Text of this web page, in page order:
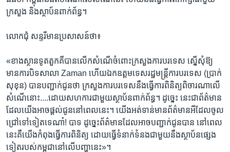
ក្រសួង ​និង​ស្ថាប័ន​ពាក់ព័ន្ធ។​
លោក​ជុំ សន្ទរី​មាន​ប្រសាសន៍​ថា៖​
«ខាង​ស្ថានទូត​តួកគី​បាន​លើក​សំណើ​ចំពោះ​ក្រសួង​ការ​បរទេស ​ស្នើ​សុំ​ឱ្យ​
មាន​ការ​បិទ​សាលា​ Zaman ​ហើយ​ឯកឧត្ដម​ទេស​រដ្ឋមន្ត្រី​ការ​បរទេស​ (ប្រាក់
សុខុន) ​បាន​បញ្ជាក់​ជូន​ថា ​ក្រសួង​ការ​បរទេស​នឹង​ធ្វើ​ការ​ពិនិត្យ​ពិចារណា​លើ​
សំណើ​នោះ​....ដោយ​សហការ​ជាមួយ​ស្ថាប័ន​ពាក់ព័ន្ធ។ ​ដូច្នេះ ​នេះ​ជា​ព័ត៌មាន​
ដែល​យើង​អាច​ផ្ដល់​ជូន​នៅ​ពេល​នេះ។​ យើង​អត់​ទាន់​មាន​ព័ត៌មាន​អី​ដែល​ចូល​
ជ្រៅ​ទៅ​ទៀត​ទេ​ណា៎! ​បាទ​ ដូច្នេះ​ព័ត៌មាន​ដែល​អាច​បញ្ជាក់​ជូន​បាន ​នៅ​ពេល​
នេះ​គឺ​យើង​កំពុង​ធ្វើ​ការ​ពិនិត្យ​ ដោយ​ធ្វើ​ទំនាក់​ទំនង​ជាមួយ​នឹង​ស្ថាប័ន​ផ្សេង​
ទៀត​របស់​កម្ពុជា​នៅ​លើ​បញ្ហា​នេះ»។​